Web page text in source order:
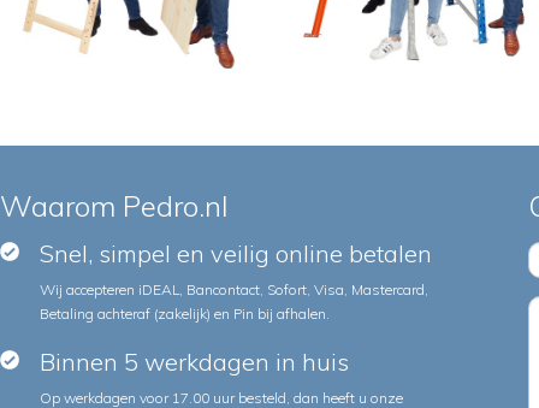
Waarom Pedro.nl
Snel, simpel en veilig online betalen
Wij accepteren iDEAL, Bancontact, Sofort, Visa, Mastercard,
Betaling achteraf (zakelijk) en Pin bij afhalen.
Binnen 5 werkdagen in huis
Op werkdagen voor 17.00 uur besteld, dan heeft u onze